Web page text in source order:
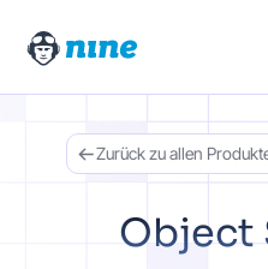
Search
Zurück zu allen
Object